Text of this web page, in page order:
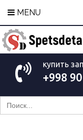
MENU
купить
+998
Search
for: